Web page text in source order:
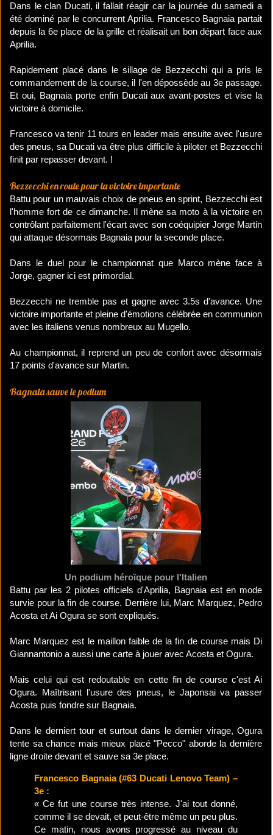
Dans le clan Ducati, il fallait réagir car la journée du samedi a
été dominé par le concurrent Aprilia. Francesco Bagnaia partait
depuis la 6e place de la grille et réalisait un bon départ face aux
Aprilia.
Rapidement placé dans le sillage de Bezzecchi qui a pris le
commandement de la course, il l'en dépossède au 3e passage.
Et oui, Bagnaia porte enfin Ducati aux avant-postes et vise la
victoire à domicile.
Francesco va tenir 11 tours en leader mais ensuite avec l'usure
des pneus, sa Ducati va être plus difficile à piloter et Bezzecchi
finit par repasser devant. !
Bezzecchi en route pour la victoire importante
Battu pour un mauvais choix de pneus en sprint, Bezzecchi est
l'homme fort de ce dimanche. Il mène sa moto à la victoire en
contrôlant parfaitement l'écart avec son coéquipier Jorge Martin
qui attaque désormais Bagnaia pour la seconde place.
Dans le duel pour le championnat que Marco mène face à
Jorge, gagner ici est primordial.
Bezzecchi ne tremble pas et gagne avec 3.5s d'avance. Une
victoire importante et pleine d'émotions célébrée en communion
avec les italiens venus nombreux au Mugello.
Au championnat, il reprend un peu de confort avec désormais
17 points d'avance sur Martin.
Bagnaia sauve le podium
Un podium héroïque pour l'Italien
Battu par les 2 pilotes officiels d'Aprilia, Bagnaia est en mode
survie pour la fin de course. Derrière lui, Marc Marquez, Pedro
Acosta et Ai Ogura se sont expliqués.
Marc Marquez est le maillon faible de la fin de course mais Di
Giannantonio a aussi une carte à jouer avec Acosta et Ogura.
Mais celui qui est redoutable en cette fin de course c'est Ai
Ogura. Maîtrisant l'usure des pneus, le Japonsai va passer
Acosta puis fondre sur Bagnaia.
Dans le derniert tour et surtout dans le dernier virage, Ogura
tente sa chance mais mieux placé "Pecco" aborde la dernière
ligne droite devant et sauve sa 3e place.
Francesco Bagnaia (#63 Ducati Lenovo Team) –
3e :
« Ce fut une course très intense. J'ai tout donné,
comme il se devait, et peut-être même un peu plus.
Ce matin, nous avons progressé au niveau du